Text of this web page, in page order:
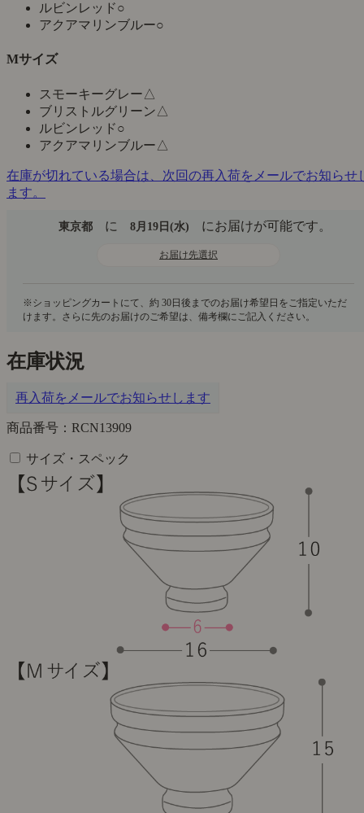
ルビンレッド○
アクアマリンブルー○
Mサイズ
スモーキーグレー△
ブリストルグリーン△
ルビンレッド○
アクアマリンブルー△
在庫が切れている場合は、次回の再入荷をメールでお知らせ
ます。
東京都 に 8月19日(水) にお届けが可能です。
お届け先選択
在庫状況
再入荷をメールでお知らせします
商品番号：RCN13909
サイズ・スペック